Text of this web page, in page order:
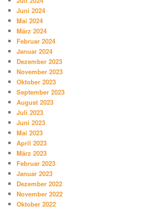
Juni 2024
Mai 2024
März 2024
Februar 2024
Januar 2024
Dezember 2023
November 2023
Oktober 2023
September 2023
August 2023
Juli 2023
Juni 2023
Mai 2023
April 2023
März 2023
Februar 2023
Januar 2023
Dezember 2022
November 2022
Oktober 2022